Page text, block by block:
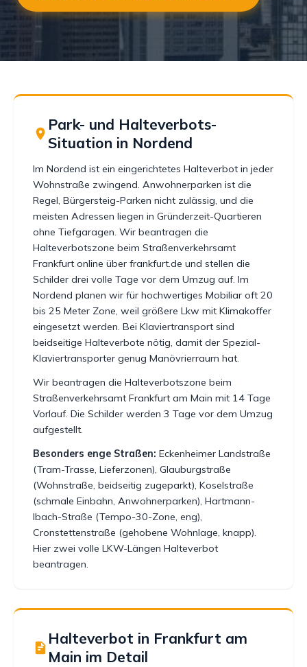
Park- und Halteverbots-
Situation in Nordend
Im Nordend ist ein eingerichtetes Halteverbot in jeder
Wohnstraße zwingend. Anwohnerparken ist die
Regel, Bürgersteig-Parken nicht zulässig, und die
meisten Adressen liegen in Gründerzeit-Quartieren
ohne Tiefgaragen. Wir beantragen die
Halteverbotszone beim Straßenverkehrsamt
Frankfurt online über frankfurt.de und stellen die
Schilder drei volle Tage vor dem Umzug auf. Im
Nordend planen wir für hochwertiges Mobiliar oft 20
bis 25 Meter Zone, weil größere Lkw mit Klimakoffer
eingesetzt werden. Bei Klaviertransport sind
beidseitige Halteverbote nötig, damit der Spezial-
Klaviertransporter genug Manövrierraum hat.
Wir beantragen die Halteverbotszone beim
Straßenverkehrsamt Frankfurt am Main mit 14 Tage
Vorlauf. Die Schilder werden 3 Tage vor dem Umzug
aufgestellt.
Besonders enge Straßen: Eckenheimer Landstraße
(Tram-Trasse, Lieferzonen), Glauburgstraße
(Wohnstraße, beidseitig zugeparkt), Koselstraße
(schmale Einbahn, Anwohnerparken), Hartmann-
Ibach-Straße (Tempo-30-Zone, eng),
Cronstettenstraße (gehobene Wohnlage, knapp).
Hier zwei volle LKW-Längen Halteverbot
beantragen.
Halteverbot in Frankfurt am
Main im Detail